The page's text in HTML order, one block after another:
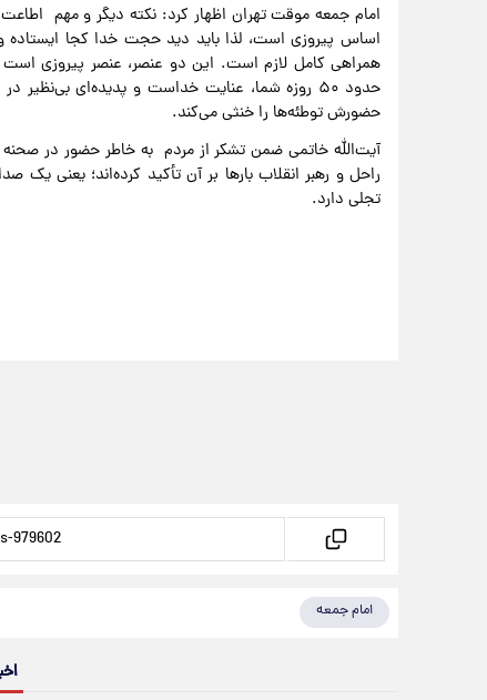
امام جمعه موقت تهران اظهار کرد: نکته دیگر و مهم
اساس پیروزی است، لذا باید دید حجت خدا کجا
همراهی کامل لازم است. این دو عنصر، عنصر پیروزی
حدود ۵۰ روزه شما، عنایت خداست و پدیده‌ای
حضورش توطئه‌ها را خنثی می‌کند.
آیت‌الله خاتمی ضمن تشکر از مردم به خاطر حضور در
راحل و رهبر انقلاب بارها بر آن تأکید کرده‌اند؛ یعنی
تجلی دارد.
امام جمعه